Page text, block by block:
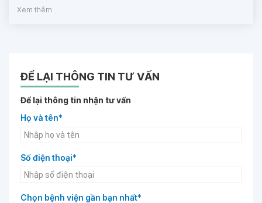
Xem thêm
ĐỂ LẠI THÔNG TIN TƯ VẤN
Để lại thông tin nhận tư vấn
Họ và tên*
Số điện thoại*
Chọn bệnh viện gần bạn nhất*